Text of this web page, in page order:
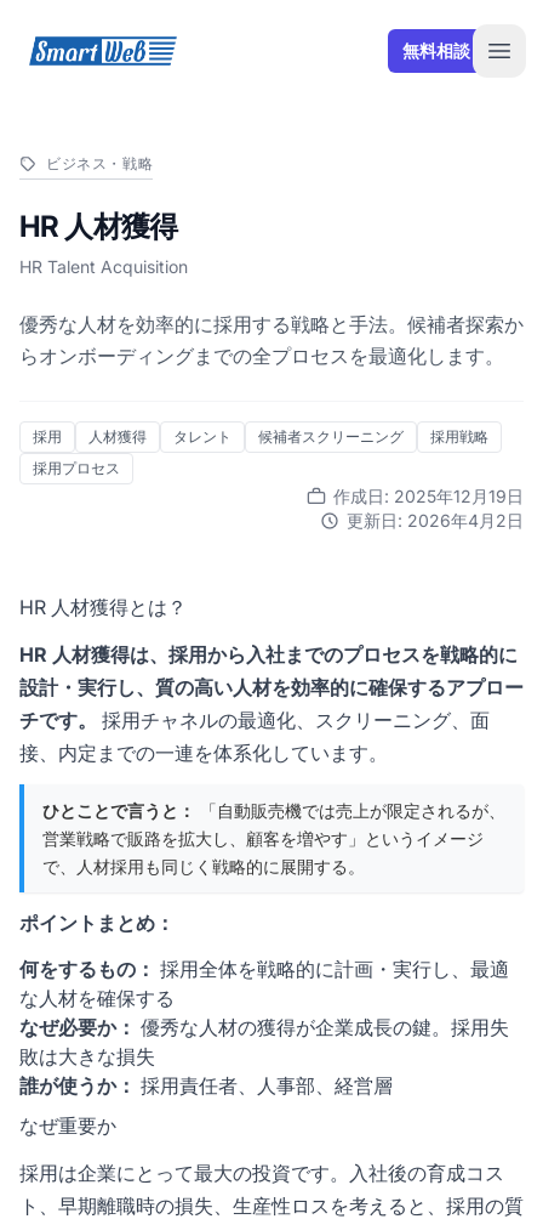
SmartWeb 無料相談
ビジネス・戦略
HR 人材獲得
HR Talent Acquisition
優秀な人材を効率的に採用する戦略と手法。候補者探索か
らオンボーディングまでの全プロセスを最適化します。
採用 人材獲得 タレント 候補者スクリーニング
採用戦略
採用プロセス
作成日: 2025年12月19日
更新日: 2026年4月2日
HR 人材獲得とは？
HR 人材獲得は、採用から入社までのプロセスを戦略的に
設計・実行し、質の高い人材を効率的に確保するアプロー
チです。
採用チャネルの最適化、スクリーニング、面
接、内定までの一連を体系化しています。
ひとことで言うと：
「自動販売機では売上が限定されるが、
営業戦略で販路を拡大し、顧客を増やす」というイメージ
で、人材採用も同じく戦略的に展開する。
ポイントまとめ：
何をするもの： 採用全体を戦略的に計画・実行し、最適
な人材を確保する
なぜ必要か： 優秀な人材の獲得が企業成長の鍵。採用失
敗は大きな損失
誰が使うか： 採用責任者、人事部、経営層
なぜ重要か
採用は企業にとって最大の投資です。入社後の育成コス
ト、早期離職時の損失、生産性ロスを考えると、採用の質